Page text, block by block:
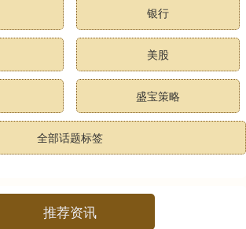
银行
美股
盛宝策略
全部话题标签
推荐资讯